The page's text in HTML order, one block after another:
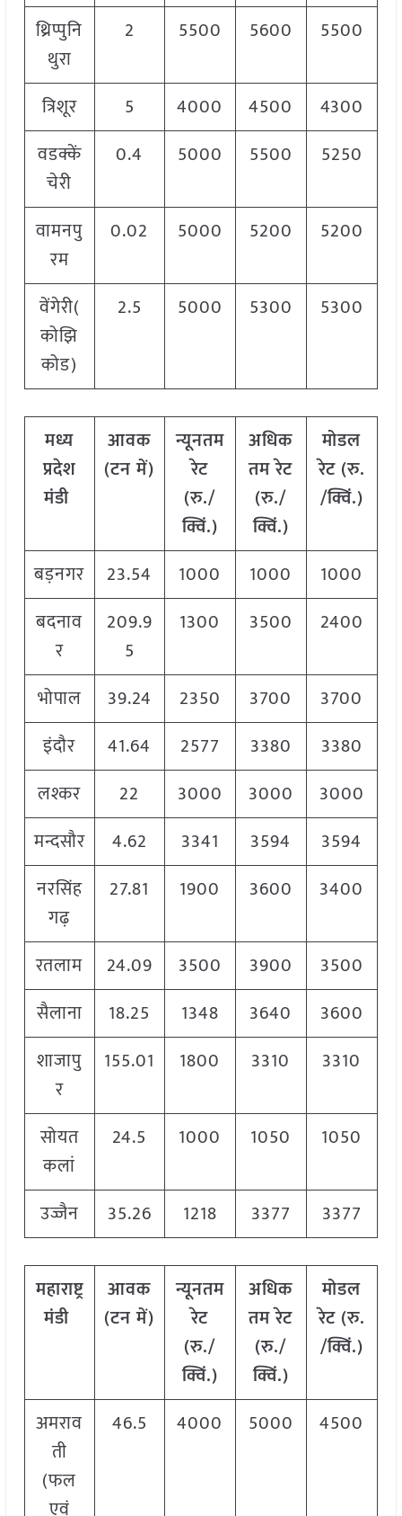
थ्रिप्पुनि
थुरा
2 5500 5600 5500
त्रिशूर 5 4000 4500
4300
वडक्कें
चेरी
0.4 5000 5500 5250
वामनपु
रम
0.02 5000 5200 5200
वेंगेरी(
कोझि
कोड)
2.5 5000 5300 5300
मध्य
प्रदेश
मंडी
आवक
(टन में)
न्यूनतम
रेट
(रु./
क्विं.)
अधिक
तम रेट
(रु./
क्विं.)
मोडल
रेट (रु.
/क्विं.)
बड़नगर 23.54 1000 1000
1000
बदनाव
र
209.9
5
1300 3500 2400
भोपाल 39.24 2350 3700
3700
इंदौर
41.64 2577 3380
3380
लश्कर
22 3000 3000
3000
मन्दसौर
4.62 3341 3594
3594
नरसिंह
गढ़
27.81 1900 3600 3400
रतलाम 24.09 3500 3900
3500
सैलाना
18.25 1348 3640
3600
शाजापु
र
155.01 1800 3310 3310
सोयत
कलां
24.5 1000 1050 1050
उज्जैन 35.26 1218 3377 3377
महाराष्ट्र
मंडी
आवक
(टन में)
न्यूनतम
रेट
(रु./
क्विं.)
अधिक
तम रेट
(रु./
क्विं.)
मोडल
रेट (रु.
/क्विं.)
अमराव
ती
(फल
46.5 4000 5000 4500